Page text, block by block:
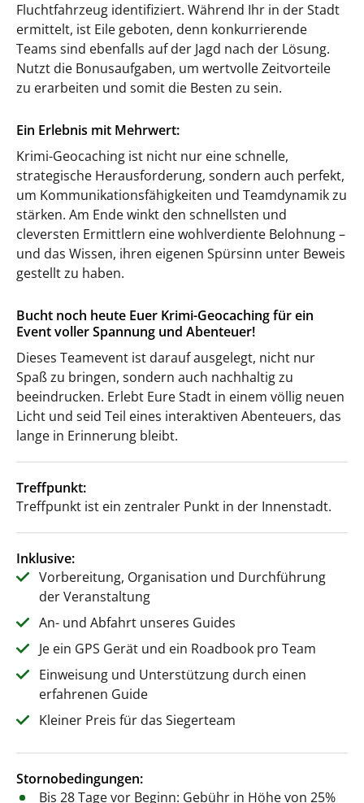
Fluchtfahrzeug identifiziert. Während Ihr in der Stadt
ermittelt, ist Eile geboten, denn konkurrierende
Teams sind ebenfalls auf der Jagd nach der Lösung.
Nutzt die Bonusaufgaben, um wertvolle Zeitvorteile
zu erarbeiten und somit die Besten zu sein.
Ein Erlebnis mit Mehrwert:
Krimi-Geocaching ist nicht nur eine schnelle,
strategische Herausforderung, sondern auch perfekt,
um Kommunikationsfähigkeiten und Teamdynamik zu
stärken. Am Ende winkt den schnellsten und
cleversten Ermittlern eine wohlverdiente Belohnung –
und das Wissen, ihren eigenen Spürsinn unter Beweis
gestellt zu haben.
Bucht noch heute Euer Krimi-Geocaching für ein
Event voller Spannung und Abenteuer!
Dieses Teamevent ist darauf ausgelegt, nicht nur
Spaß zu bringen, sondern auch nachhaltig zu
beeindrucken. Erlebt Eure Stadt in einem völlig neuen
Licht und seid Teil eines interaktiven Abenteuers, das
lange in Erinnerung bleibt.
Treffpunkt:
Treffpunkt ist ein zentraler Punkt in der Innenstadt.
Inklusive:
Vorbereitung, Organisation und Durchführung
der Veranstaltung
An- und Abfahrt unseres Guides
Je ein GPS Gerät und ein Roadbook pro Team
Einweisung und Unterstützung durch einen
erfahrenen Guide
Kleiner Preis für das Siegerteam
Stornobedingungen:
Bis 28 Tage vor Beginn: Gebühr in Höhe von 25%